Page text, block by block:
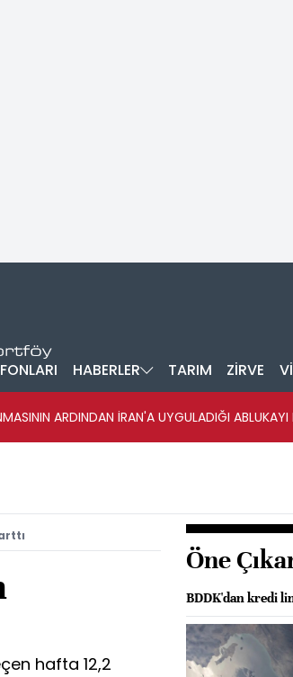
HABERLER TARIM ZİRVE
ARDINDAN İRAN'A UYGULADIĞI ABLUKAYI
hafta 12,2
Öne
BDDK'dan kredi